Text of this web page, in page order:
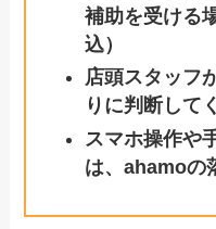
補助を受ける
込）
店頭スタッフ
りに判断して
スマホ操作や
は、ahamoの